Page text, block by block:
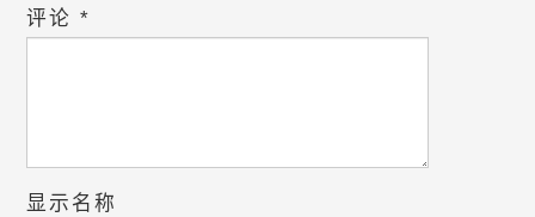
评论*
显示名称